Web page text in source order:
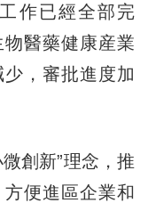
作已經全部完
醫藥健康産業
，審批進度加
創新”理念，推
便進區企業和